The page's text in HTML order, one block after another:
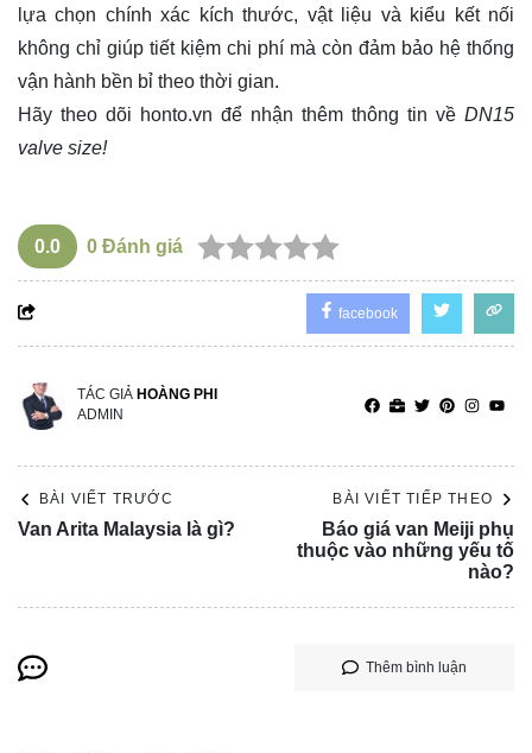
lựa chọn chính xác kích thước, vật liệu và kiểu kết nối
không chỉ giúp tiết kiệm chi phí mà còn đảm bảo hệ thống
vận hành bền bỉ theo thời gian.
Hãy theo dõi honto.vn để nhận thêm thông tin về DN15
valve size!
0.0 0 Đánh giá
facebook
TÁC GIẢ HOÀNG PHI
ADMIN
BÀI VIẾT TRƯỚC
Van Arita Malaysia là gì?
BÀI VIẾT TIẾP THEO
Báo giá van Meiji phụ
thuộc vào những yếu tố
nào?
Thêm bình luận